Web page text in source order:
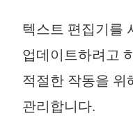
텍스트 편집기를
업데이트하려고
적절한 작동을 위
관리합니다.